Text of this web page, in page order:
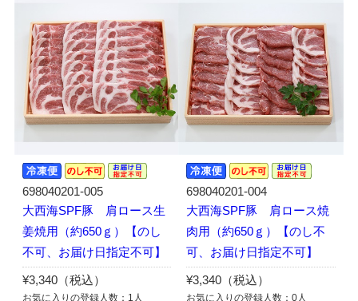
698040201-005
大西海SPF豚 肩ロース生
姜焼用（約650ｇ）【のし
不可、お届け日指定不可】
¥3,340（税込）
お気に入りの登録人数：1人
698040201-004
大西海SPF豚 肩ロース焼
肉用（約650ｇ）【のし不
可、お届け日指定不可】
¥3,340（税込）
お気に入りの登録人数：0人